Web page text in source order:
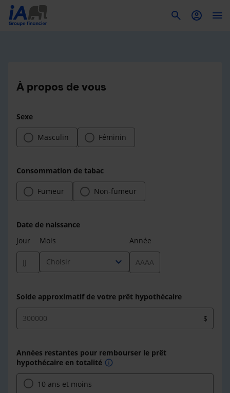
À propos de vous
Sexe
Masculin Féminin
Consommation de tabac
Fumeur Non-fumeur
Date de naissance
Jour
Mois
Choisir expand_more
Année
Solde approximatif de votre prêt hypothécaire
$
Années restantes pour rembourser le prêt
hypothécaire en totalité info
10 ans et moins